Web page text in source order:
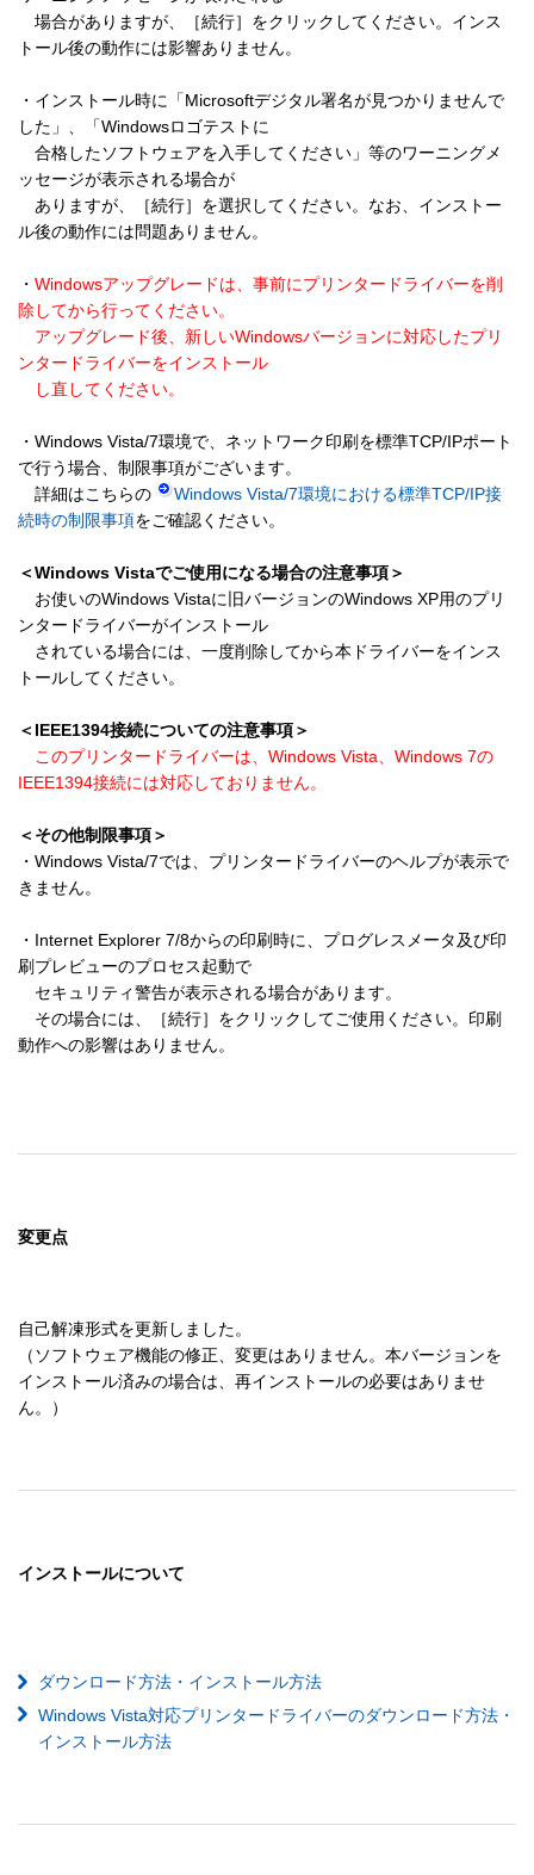
場合がありますが、［続行］をクリックしてください。インス
トール後の動作には影響ありません。
・インストール時に「Microsoftデジタル署名が見つかりませんで
した」、「Windowsロゴテストに
合格したソフトウェアを入手してください」等のワーニングメ
ッセージが表示される場合が
ありますが、［続行］を選択してください。なお、インストー
ル後の動作には問題ありません。
・ Windowsアップグレードは、事前にプリンタードライバーを削
除してから行ってください。
アップグレード後、新しいWindowsバージョンに対応したプリ
ンタードライバーをインストール
し直してください。
・Windows Vista/7環境で、ネットワーク印刷を標準TCP/IPポート
で行う場合、制限事項がございます。
詳細はこちらの
Windows Vista/7環境における標準TCP/IP接
続時の制限事項をご確認ください。
＜Windows Vistaでご使用になる場合の注意事項＞
お使いのWindows Vistaに旧バージョンのWindows XP用のプリ
ンタードライバーがインストール
されている場合には、一度削除してから本ドライバーをインス
トールしてください。
＜IEEE1394接続についての注意事項＞
このプリンタードライバーは、Windows Vista、Windows 7の
IEEE1394接続には対応しておりません。
＜その他制限事項＞
・Windows Vista/7では、プリンタードライバーのヘルプが表示で
きません。
・Internet Explorer 7/8からの印刷時に、プログレスメータ及び印
刷プレビューのプロセス起動で
セキュリティ警告が表示される場合があります。
その場合には、［続行］をクリックしてご使用ください。印刷
動作への影響はありません。
変更点
自己解凍形式を更新しました。
（ソフトウェア機能の修正、変更はありません。本バージョンを
インストール済みの場合は、再インストールの必要はありませ
インストールについて
ダウンロード方法・インストール方法
Windows Vista対応プリンタードライバーのダウンロード方法・
インストール方法